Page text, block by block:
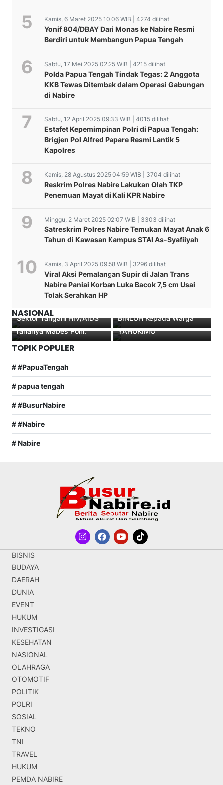
Kamis, 6 Maret 2025 10:06 WIB | 4274 dilihat
Yonif 804/DBAY Dari Monas ke Nabire Resmi
Berdiri untuk Membangun Papua Tengah
Sabtu, 17 Mei 2025 02:25 WIB | 4215 dilihat
Polda Papua Tengah Tindak Tegas: 2 Anggota
KKB Tewas Ditembak dalam Operasi Gabungan
di Nabire
Sabtu, 12 April 2025 09:33 WIB | 4015 dilihat
Estafet Kepemimpinan Polri di Papua Tengah:
Brigjen Pol Alfred Papare Resmi Lantik 5
Kapolres
Kamis, 28 Agustus 2025 04:59 WIB | 3704 dilihat
Reskrim Polres Nabire Lakukan Olah TKP
Penemuan Mayat di Kali KPR Nabire
Minggu, 2 Maret 2025 02:07 WIB | 3303 dilihat
Satreskrim Polres Nabire Temukan Mayat Anak 6
Tahun di Kawasan Kampus STAI As-Syafiiyah
Kamis, 3 April 2025 09:58 WIB | 3296 dilihat
Viral Aksi Pemalangan Supir di Jalan Trans
Nabire Paniai Korban Luka Bacok 7,5 cm Usai
Tolak Serahkan HP
NASIONAL
KPA Papua Tengah Lantik
Pengurus KPA Deiyai,
Sektor Tangani HIV/AIDS
Operasi Bina Waspada
Matoa 2021, SAT BINMAS
BINLUH Kepada Warga
Wakapolda Papua ;
Terduga Terorisme yang
berhasil diamankan, itu
rananya Mabes Polri.
PENEMBAKAN KKB DI
YAHUKIMO
TOPIK POPULER
# #PapuaTengah
# papua tengah
# #BusurNabire
# #Nabire
# Nabire
BISNIS
BUDAYA
DAERAH
DUNIA
EVENT
HUKUM
INVESTIGASI
KESEHATAN
NASIONAL
OLAHRAGA
OTOMOTIF
POLITIK
POLRI
SOSIAL
TEKNO
TNI
TRAVEL
HUKUM
PEMDA NABIRE